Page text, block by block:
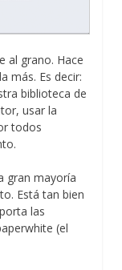
al grano. Hace
más. Es decir:
biblioteca de
usar la
todos
gran mayoría
Está tan bien
las
(el